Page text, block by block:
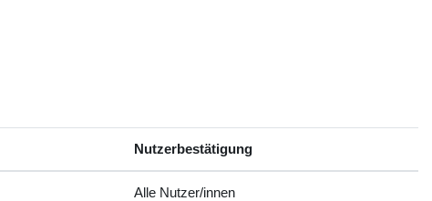
Nutzerbestätigung
Alle Nutzer/innen